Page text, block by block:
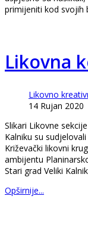
primijeniti kod svojih
Likovna
Likovno
14 Rujan 2020
Slikari Likovne
Kalniku su
Križevački likovni
ambijentu
Stari grad Veliki
Opširnije...